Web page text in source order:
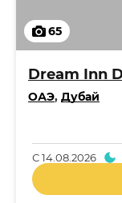
65
ОАЭ, Дубай
С14.08.2026